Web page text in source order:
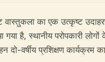
वास्तुकला का एक उत्कृष्ट
गया है, स्थानीय परोपकारी
दो-वर्षीय प्रशिक्षण